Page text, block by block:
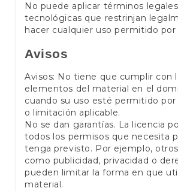
No puede aplicar términos
tecnológicas que restrinjan
hacer cualquier uso permitido por
Avisos
Avisos: No tiene que cumplir con
elementos del material en el
cuando su uso esté permitido por
o limitación aplicable.
No se dan garantías. La licencia
todos los permisos que necesita
tenga previsto. Por ejemplo,
como publicidad, privacidad o
pueden limitar la forma en que
material.